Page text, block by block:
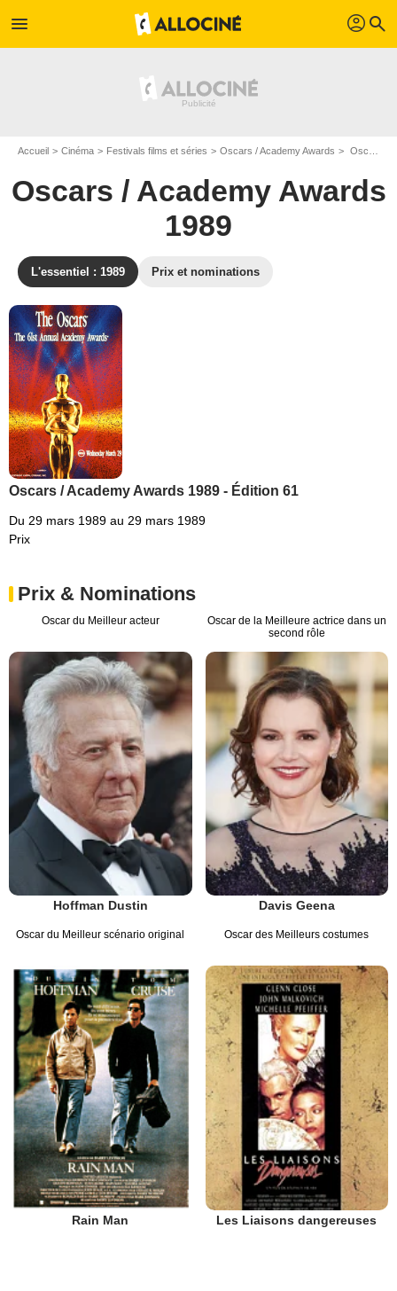
menu profil search
Accueil Cinéma Festivals films et séries Oscars / Academy Awards Oscars / Academy Awards 1989 - Edition n°61
Oscars / Academy Awards
1989
L'essentiel : 1989 Prix et nominations
Oscars / Academy Awards 1989 - Édition 61
Du 29 mars 1989 au 29 mars 1989
Prix
Prix & Nominations
Oscar du Meilleur acteur
Hoffman Dustin
Oscar de la Meilleure actrice dans un
second rôle
Davis Geena
Oscar du Meilleur scénario original
Rain Man
Oscar des Meilleurs costumes
Les Liaisons dangereuses